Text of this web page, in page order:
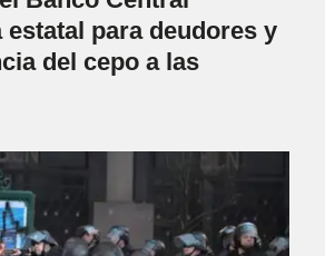
estatal para deudores y
del cepo a las